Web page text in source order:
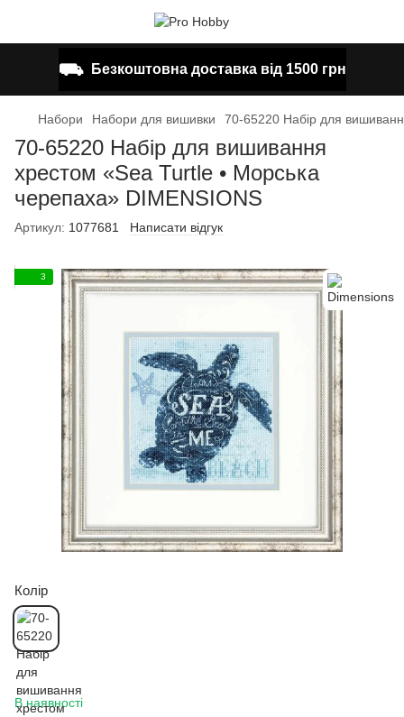
⛟ Безкоштовна доставка від 1500 грн
Набори Набори для вишивки 70-65220 Набір для
70-65220 Набір для вишивання
хрестом «Sea Turtle • Морська
черепаха» DIMENSIONS
Артикул: 1077681 Написати відгук
3
Колір
В наявності